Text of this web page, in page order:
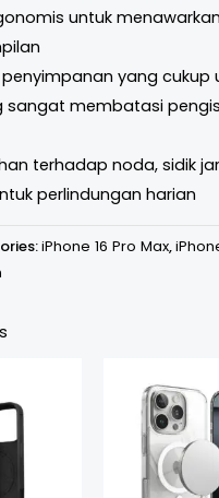
untuk
yang cukup
sangat membatasi
terhadap noda, sidik
perlindungan harian
iPhone 16 Pro Max,